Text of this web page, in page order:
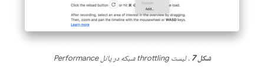
شکل 7 . لیست throttling شبکه در پانل Performance